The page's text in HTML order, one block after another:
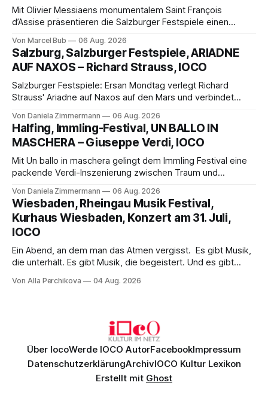
Mit Olivier Messiaens monumentalem Saint François
d’Assise präsentieren die Salzburger Festspiele einen
eine bildgewaltige Inszenierung, Maxime Pascal entfaltet
die komplexe Partitur eindrucksvoll, Philippe Sly berührt als
Franziskus.
Von Marcel Bub 06 Aug. 2026
Salzburg, Salzburger Festspiele, ARIADNE
AUF NAXOS – Richard Strauss, IOCO
Salzburger Festspiele: Ersan Mondtag verlegt Richard
Strauss' Ariadne auf Naxos auf den Mars und verbindet
Aufführung mit starken Solisten und den Wiener
Philharmonikern, szenisch bleibt der zweite Akt jedoch
hinter den Erwartungen zurück.
Von Daniela Zimmermann 06 Aug. 2026
Halfing, Immling-Festival, UN BALLO IN
MASCHERA – Giuseppe Verdi, IOCO
Mit Un ballo in maschera gelingt dem Immling Festival eine
packende Verdi-Inszenierung zwischen Traum und
psychologische Tiefe mit starken Bildern, getragen von
einem spielfreudigen Ensemble und einer musikalisch
überzeugenden Gesamtleistung.
Von Daniela Zimmermann 06 Aug. 2026
Wiesbaden, Rheingau Musik Festival,
Kurhaus Wiesbaden, Konzert am 31. Juli,
IOCO
Ein Abend, an dem man das Atmen vergisst. Es gibt Musik,
die unterhält. Es gibt Musik, die begeistert. Und es gibt
Genau so war der Abend im Kurhaus Wiesbaden, an dem
Von Alla Perchikova 04 Aug. 2026
Über IocoWerde IOCO AutorFacebookImpressum
DatenschutzerklärungArchivIOCO Kultur Lexikon
Erstellt mit Ghost